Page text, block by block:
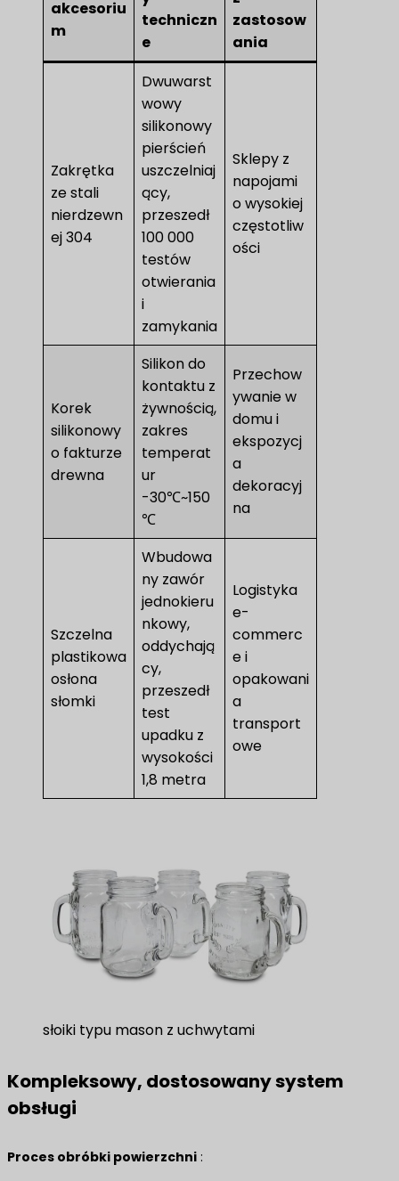
akcesoriu
m
techniczn
e
zastosow
ania
Zakrętka
ze stali
nierdzewn
ej 304
Dwuwarst
wowy
silikonowy
pierścień
uszczelniaj
ący,
przeszedł
100 000
testów
otwierania
i
zamykania
Sklepy z
napojami
o wysokiej
częstotliw
ości
Korek
silikonowy
o fakturze
drewna
Silikon do
kontaktu z
żywnością,
zakres
temperat
ur
-30℃~150
℃
Przechow
ywanie w
domu i
ekspozycj
a
dekoracyj
na
Szczelna
plastikowa
osłona
słomki
Wbudowa
ny zawór
jednokieru
nkowy,
oddychają
cy,
przeszedł
test
upadku z
wysokości
1,8 metra
Logistyka
e-
commerc
e i
opakowani
a
transport
owe
słoiki typu mason z uchwytami
Kompleksowy, dostosowany system
obsługi
Proces obróbki powierzchni ​ :